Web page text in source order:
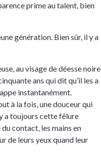
prime au talent, bien
génération. Bien sûr, il y a
au visage de déesse noire
ans qui dit qu’il les a
instantanément.
à la fois, une douceur qui
a toujours cette fêlure
contact, les mains en
de leurs yeux quand leur